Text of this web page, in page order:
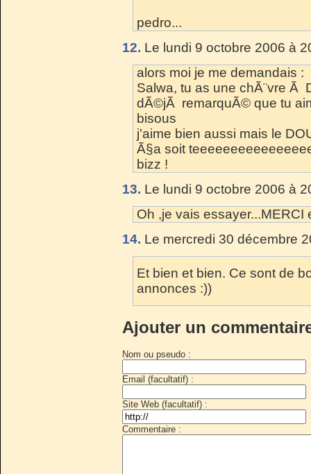
pedro...
12. Le lundi 9 octobre 2006 à
alors moi je me demandais :
Salwa, tu as une chÃ¨vre Ã
dÃ©jÃ remarquÃ© que tu
bisous
j'aime bien aussi mais le
Ã§a soit
bizz !
13. Le lundi 9 octobre 2006 à
Oh ,je vais essayer...MERCI
14. Le mercredi 30 décembre
Et bien et bien. Ce sont de
annonces :))
Ajouter un
Nom ou pseudo :
Email (facultatif) :
Site Web (facultatif) :
Commentaire :